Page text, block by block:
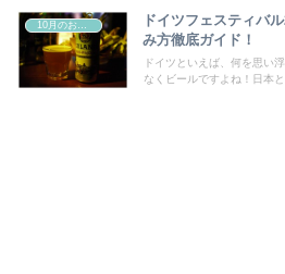
10月のお祭り
ドイツフェスティバ
み方徹底ガイド！
ドイツといえば、何を思い
なくビールですよね！日本